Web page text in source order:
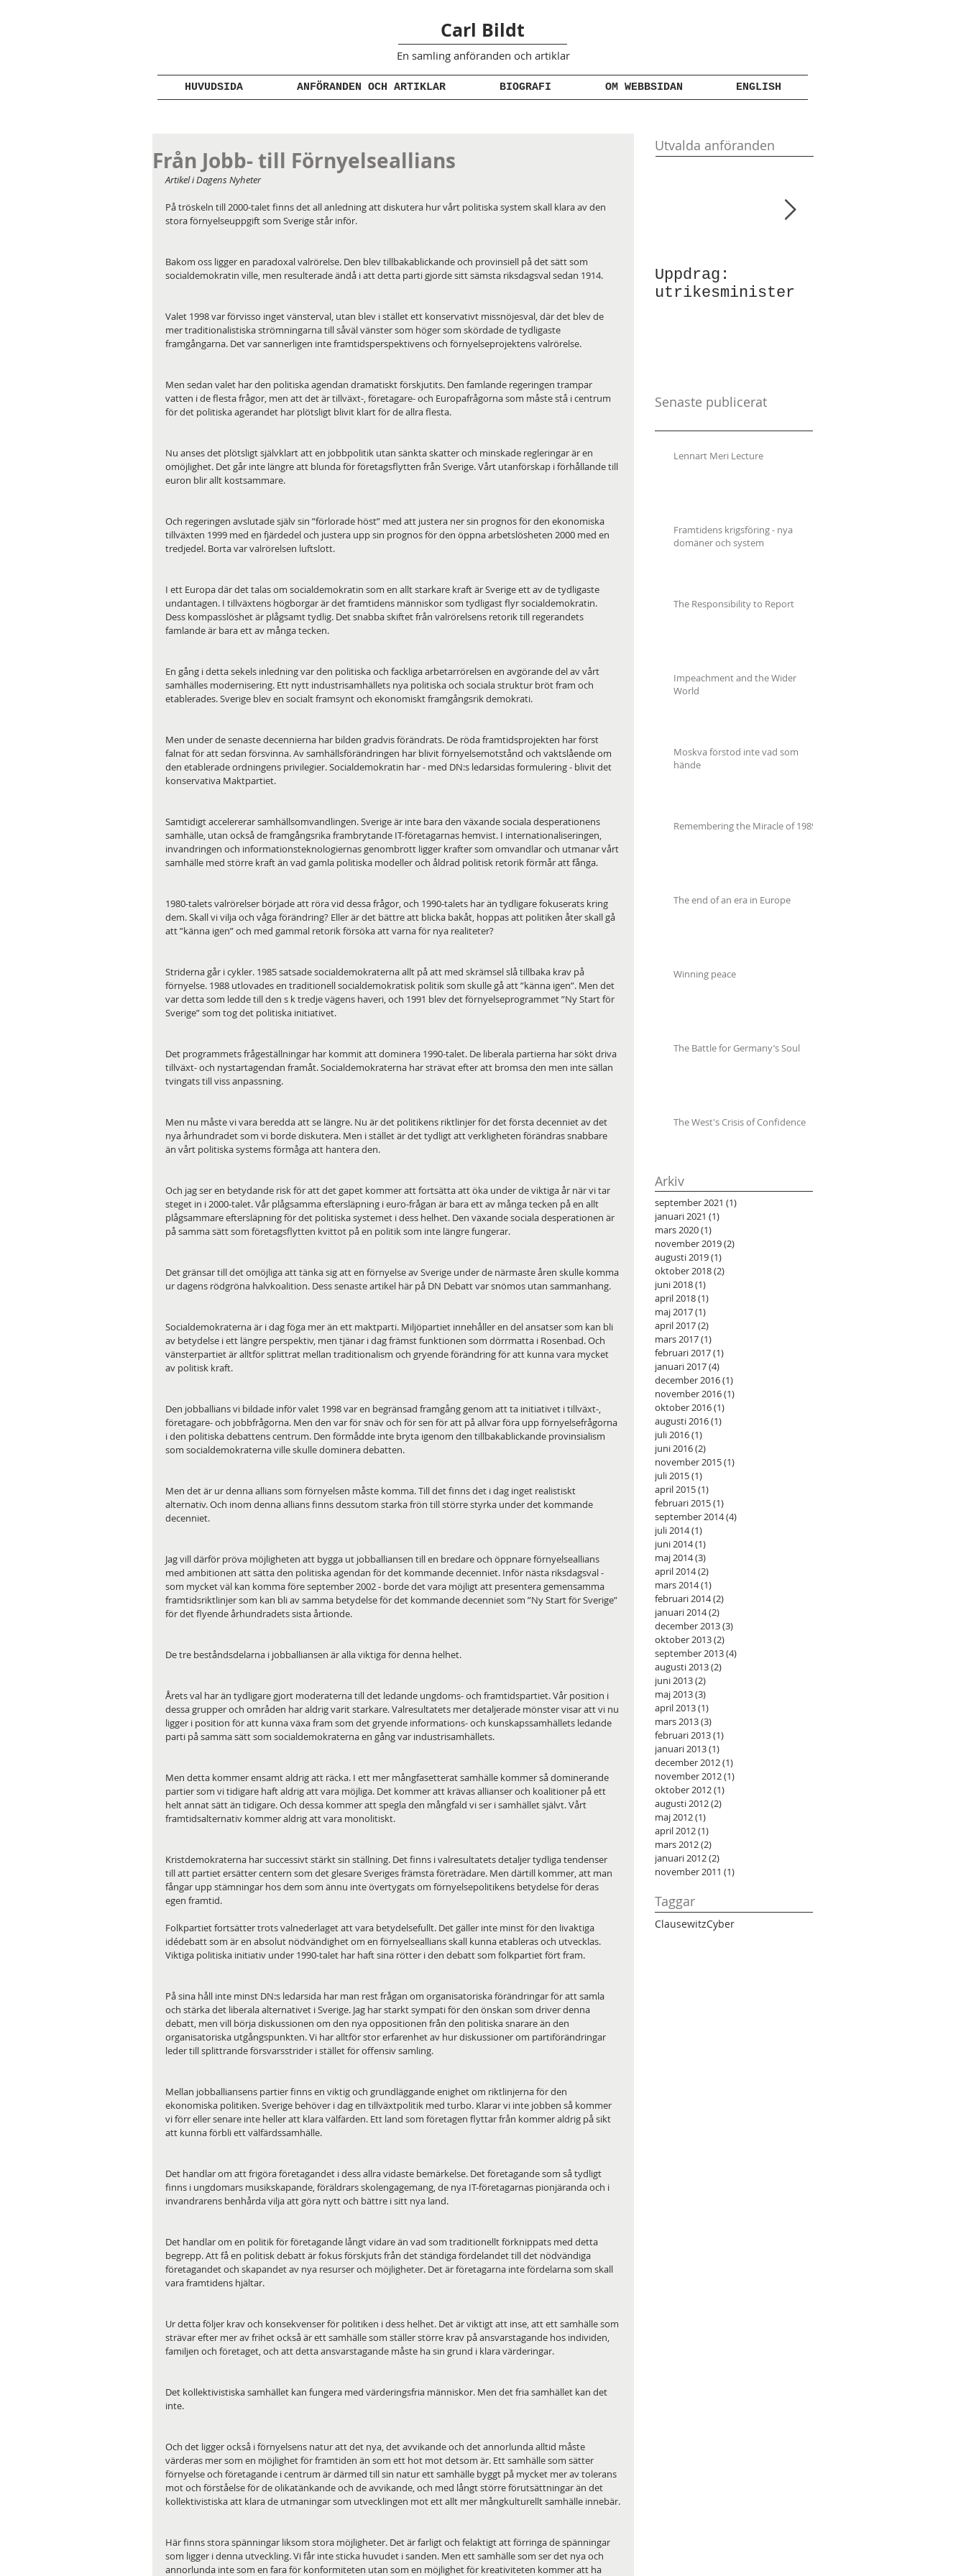
Carl Bildt
En samling anföranden och artiklar
HUVUDSIDA ANFÖRANDEN OCH ARTIKLAR BIOGRAFI OM WEBBSIDAN ENGLISH
Från Jobb- till Förnyelseallians
Artikel i Dagens Nyheter
På tröskeln till 2000-talet finns det all anledning att diskutera hur vårt politiska system skall klara av den
stora förnyelseuppgift som Sverige står inför.
Bakom oss ligger en paradoxal valrörelse. Den blev tillbakablickande och provinsiell på det sätt som
socialdemokratin ville, men resulterade ändå i att detta parti gjorde sitt sämsta riksdagsval sedan 1914.
Valet 1998 var förvisso inget vänsterval, utan blev i stället ett konservativt missnöjesval, där det blev de
mer traditionalistiska strömningarna till såväl vänster som höger som skördade de tydligaste
framgångarna. Det var sannerligen inte framtidsperspektivens och förnyelseprojektens valrörelse.
Men sedan valet har den politiska agendan dramatiskt förskjutits. Den famlande regeringen trampar
vatten i de flesta frågor, men att det är tillväxt-, företagare- och Europafrågorna som måste stå i centrum
för det politiska agerandet har plötsligt blivit klart för de allra flesta.
Nu anses det plötsligt självklart att en jobbpolitik utan sänkta skatter och minskade regleringar är en
omöjlighet. Det går inte längre att blunda för företagsflytten från Sverige. Vårt utanförskap i förhållande till
euron blir allt kostsammare.
Och regeringen avslutade själv sin ”förlorade höst” med att justera ner sin prognos för den ekonomiska
tillväxten 1999 med en fjärdedel och justera upp sin prognos för den öppna arbetslösheten 2000 med en
tredjedel. Borta var valrörelsen luftslott.
I ett Europa där det talas om socialdemokratin som en allt starkare kraft är Sverige ett av de tydligaste
undantagen. I tillväxtens högborgar är det framtidens människor som tydligast flyr socialdemokratin.
Dess kompasslöshet är plågsamt tydlig. Det snabba skiftet från valrörelsens retorik till regerandets
famlande är bara ett av många tecken.
En gång i detta sekels inledning var den politiska och fackliga arbetarrörelsen en avgörande del av vårt
samhälles modernisering. Ett nytt industrisamhällets nya politiska och sociala struktur bröt fram och
etablerades. Sverige blev en socialt framsynt och ekonomiskt framgångsrik demokrati.
Men under de senaste decennierna har bilden gradvis förändrats. De röda framtidsprojekten har först
falnat för att sedan försvinna. Av samhällsförändringen har blivit förnyelsemotstånd och vaktslående om
den etablerade ordningens privilegier. Socialdemokratin har - med DN:s ledarsidas formulering - blivit det
konservativa Maktpartiet.
Samtidigt accelererar samhällsomvandlingen. Sverige är inte bara den växande sociala desperationens
samhälle, utan också de framgångsrika frambrytande IT-företagarnas hemvist. I internationaliseringen,
invandringen och informationsteknologiernas genombrott ligger krafter som omvandlar och utmanar vårt
samhälle med större kraft än vad gamla politiska modeller och åldrad politisk retorik förmår att fånga.
1980-talets valrörelser började att röra vid dessa frågor, och 1990-talets har än tydligare fokuserats kring
dem. Skall vi vilja och våga förändring? Eller är det bättre att blicka bakåt, hoppas att politiken åter skall gå
att ”känna igen” och med gammal retorik försöka att varna för nya realiteter?
Striderna går i cykler. 1985 satsade socialdemokraterna allt på att med skrämsel slå tillbaka krav på
förnyelse. 1988 utlovades en traditionell socialdemokratisk politik som skulle gå att ”känna igen”. Men det
var detta som ledde till den s k tredje vägens haveri, och 1991 blev det förnyelseprogrammet ”Ny Start för
Sverige” som tog det politiska initiativet.
Det programmets frågeställningar har kommit att dominera 1990-talet. De liberala partierna har sökt driva
tillväxt- och nystartagendan framåt. Socialdemokraterna har strävat efter att bromsa den men inte sällan
tvingats till viss anpassning.
Men nu måste vi vara beredda att se längre. Nu är det politikens riktlinjer för det första decenniet av det
nya århundradet som vi borde diskutera. Men i stället är det tydligt att verkligheten förändras snabbare
än vårt politiska systems förmåga att hantera den.
Och jag ser en betydande risk för att det gapet kommer att fortsätta att öka under de viktiga år när vi tar
steget in i 2000-talet. Vår plågsamma eftersläpning i euro-frågan är bara ett av många tecken på en allt
plågsammare eftersläpning för det politiska systemet i dess helhet. Den växande sociala desperationen är
på samma sätt som företagsflytten kvittot på en politik som inte längre fungerar.
Det gränsar till det omöjliga att tänka sig att en förnyelse av Sverige under de närmaste åren skulle komma
ur dagens rödgröna halvkoalition. Dess senaste artikel här på DN Debatt var snömos utan sammanhang.
Socialdemokraterna är i dag föga mer än ett maktparti. Miljöpartiet innehåller en del ansatser som kan bli
av betydelse i ett längre perspektiv, men tjänar i dag främst funktionen som dörrmatta i Rosenbad. Och
vänsterpartiet är alltför splittrat mellan traditionalism och gryende förändring för att kunna vara mycket
av politisk kraft.
Den jobballians vi bildade inför valet 1998 var en begränsad framgång genom att ta initiativet i tillväxt-,
företagare- och jobbfrågorna. Men den var för snäv och för sen för att på allvar föra upp förnyelsefrågorna
i den politiska debattens centrum. Den förmådde inte bryta igenom den tillbakablickande provinsialism
som socialdemokraterna ville skulle dominera debatten.
Men det är ur denna allians som förnyelsen måste komma. Till det finns det i dag inget realistiskt
alternativ. Och inom denna allians finns dessutom starka frön till större styrka under det kommande
decenniet.
Jag vill därför pröva möjligheten att bygga ut jobballiansen till en bredare och öppnare förnyelseallians
med ambitionen att sätta den politiska agendan för det kommande decenniet. Inför nästa riksdagsval -
som mycket väl kan komma före september 2002 - borde det vara möjligt att presentera gemensamma
framtidsriktlinjer som kan bli av samma betydelse för det kommande decenniet som ”Ny Start för Sverige”
för det flyende århundradets sista årtionde.
De tre beståndsdelarna i jobballiansen är alla viktiga för denna helhet.
Årets val har än tydligare gjort moderaterna till det ledande ungdoms- och framtidspartiet. Vår position i
dessa grupper och områden har aldrig varit starkare. Valresultatets mer detaljerade mönster visar att vi nu
ligger i position för att kunna växa fram som det gryende informations- och kunskapssamhällets ledande
parti på samma sätt som socialdemokraterna en gång var industrisamhällets.
Men detta kommer ensamt aldrig att räcka. I ett mer mångfasetterat samhälle kommer så dominerande
partier som vi tidigare haft aldrig att vara möjliga. Det kommer att krävas allianser och koalitioner på ett
helt annat sätt än tidigare. Och dessa kommer att spegla den mångfald vi ser i samhället självt. Vårt
framtidsalternativ kommer aldrig att vara monolitiskt.
Kristdemokraterna har successivt stärkt sin ställning. Det finns i valresultatets detaljer tydliga tendenser
till att partiet ersätter centern som det glesare Sveriges främsta företrädare. Men därtill kommer, att man
fångar upp stämningar hos dem som ännu inte övertygats om förnyelsepolitikens betydelse för deras
egen framtid.
Folkpartiet fortsätter trots valnederlaget att vara betydelsefullt. Det gäller inte minst för den livaktiga
idédebatt som är en absolut nödvändighet om en förnyelseallians skall kunna etableras och utvecklas.
Viktiga politiska initiativ under 1990-talet har haft sina rötter i den debatt som folkpartiet fört fram.
På sina håll inte minst DN:s ledarsida har man rest frågan om organisatoriska förändringar för att samla
och stärka det liberala alternativet i Sverige. Jag har starkt sympati för den önskan som driver denna
debatt, men vill börja diskussionen om den nya oppositionen från den politiska snarare än den
organisatoriska utgångspunkten. Vi har alltför stor erfarenhet av hur diskussioner om partiförändringar
leder till splittrande försvarsstrider i stället för offensiv samling.
Mellan jobballiansens partier finns en viktig och grundläggande enighet om riktlinjerna för den
ekonomiska politiken. Sverige behöver i dag en tillväxtpolitik med turbo. Klarar vi inte jobben så kommer
vi förr eller senare inte heller att klara välfärden. Ett land som företagen flyttar från kommer aldrig på sikt
att kunna förbli ett välfärdssamhälle.
Det handlar om att frigöra företagandet i dess allra vidaste bemärkelse. Det företagande som så tydligt
finns i ungdomars musikskapande, föräldrars skolengagemang, de nya IT-företagarnas pionjäranda och i
invandrarens benhårda vilja att göra nytt och bättre i sitt nya land.
Det handlar om en politik för företagande långt vidare än vad som traditionellt förknippats med detta
begrepp. Att få en politisk debatt är fokus förskjuts från det ständiga fördelandet till det nödvändiga
företagandet och skapandet av nya resurser och möjligheter. Det är företagarna inte fördelarna som skall
vara framtidens hjältar.
Ur detta följer krav och konsekvenser för politiken i dess helhet. Det är viktigt att inse, att ett samhälle som
strävar efter mer av frihet också är ett samhälle som ställer större krav på ansvarstagande hos individen,
familjen och företaget, och att detta ansvarstagande måste ha sin grund i klara värderingar.
Det kollektivistiska samhället kan fungera med värderingsfria människor. Men det fria samhället kan det
inte.
Och det ligger också i förnyelsens natur att det nya, det avvikande och det annorlunda alltid måste
värderas mer som en möjlighet för framtiden än som ett hot mot detsom är. Ett samhälle som sätter
förnyelse och företagande i centrum är därmed till sin natur ett samhälle byggt på mycket mer av tolerans
mot och förståelse för de olikatänkande och de avvikande, och med långt större förutsättningar än det
kollektivistiska att klara de utmaningar som utvecklingen mot ett allt mer mångkulturellt samhälle innebär.
Här finns stora spänningar liksom stora möjligheter. Det är farligt och felaktigt att förringa de spänningar
som ligger i denna utveckling. Vi får inte sticka huvudet i sanden. Men ett samhälle som ser det nya och
annorlunda inte som en fara för konformiteten utan som en möjlighet för kreativiteten kommer att ha
Utvalda anföranden
Uppdrag:
utrikesminister
Senaste publicerat
Lennart Meri Lecture
Framtidens krigsföring - nya
domäner och system
The Responsibility to Report
Impeachment and the Wider
World
Moskva förstod inte vad som
hände
Remembering the Miracle of 1989
The end of an era in Europe
Winning peace
The Battle for Germany’s Soul
The West's Crisis of Confidence
Arkiv
september 2021 (1)
januari 2021 (1)
mars 2020(1)
november 2019(2)
augusti 2019(1)
oktober 2018(2)
juni 2018(1)
april 2018(1)
maj 2017(1)
april 2017(2)
mars 2017(1)
februari 2017(1)
januari 2017(4)
december 2016(1)
november 2016(1)
oktober 2016(1)
augusti 2016(1)
juli 2016(1)
juni 2016(2)
november 2015(1)
juli 2015(1)
april 2015(1)
februari 2015(1)
september 2014(4)
juli 2014(1)
juni 2014(1)
maj 2014(3)
april 2014(2)
mars 2014(1)
februari 2014(2)
januari 2014(2)
december 2013(3)
oktober 2013(2)
september 2013(4)
augusti 2013(2)
juni 2013(2)
maj 2013(3)
april 2013(1)
mars 2013(3)
februari 2013(1)
januari 2013(1)
december 2012(1)
november 2012(1)
oktober 2012(1)
augusti 2012(2)
maj 2012(1)
april 2012(1)
mars 2012(2)
januari 2012(2)
november 2011 (1)
Taggar
ClausewitzCyber